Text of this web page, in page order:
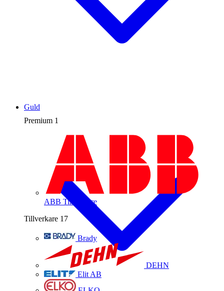
Premium 1
ABB Tillverkare
Tillverkare 17
Brady
DEHN
Elit AB
Guld